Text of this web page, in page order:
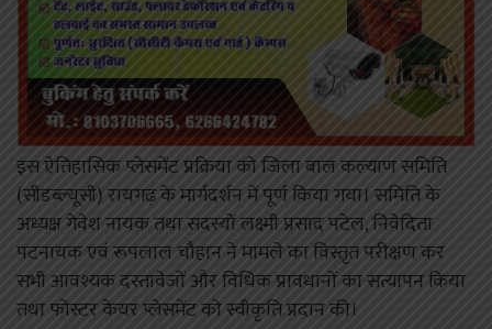
इस ऐतिहासिक प्लेसमेंट प्रक्रिया को जिला बाल कल्याण समिति
(सीडब्ल्यूसी) रायगढ़ के मार्गदर्शन में पूर्ण किया गया। समिति के
अध्यक्ष गेवेश नायक तथा सदस्यों लक्ष्मी प्रसाद पटेल, निवेदिता
पटनायक एवं रूपलाल चौहान ने मामले का विस्तृत परीक्षण कर
सभी आवश्यक दस्तावेजों और विधिक प्रावधानों का सत्यापन किया
तथा फोस्टर केयर प्लेसमेंट को स्वीकृति प्रदान की।